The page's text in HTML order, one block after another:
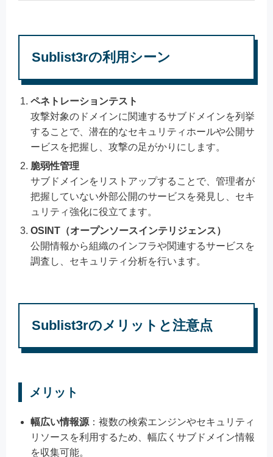
Sublist3rの利用シーン
ペネトレーションテスト
攻撃対象のドメインに関連するサブドメインを列挙
することで、潜在的なセキュリティホールや公開サ
ービスを把握し、攻撃の足がかりにします。
脆弱性管理
サブドメインをリストアップすることで、管理者が
把握していない外部公開のサービスを発見し、セキ
ュリティ強化に役立てます。
OSINT（オープンソースインテリジェンス）
公開情報から組織のインフラや関連するサービスを
調査し、セキュリティ分析を行います。
Sublist3rのメリットと注意点
メリット
幅広い情報源 ：複数の検索エンジンやセキュリティ
リソースを利用するため、幅広くサブドメイン情報
を収集可能。